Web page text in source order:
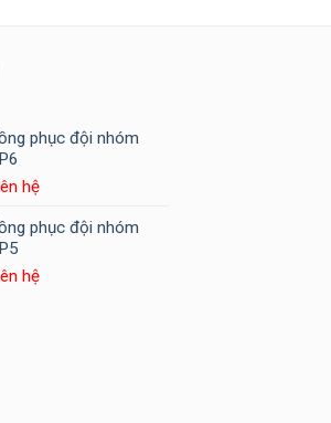
phục đội nhóm
hệ
phục đội nhóm
hệ